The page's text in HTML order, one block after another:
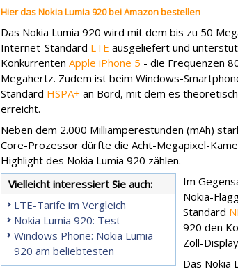
Hier das Nokia Lumia 920 bei Amazon bestellen
Das Nokia Lumia 920 wird mit dem bis zu 50
Internet-Standard LTE ausgeliefert und
Konkurrenten Apple iPhone 5 - die Frequenzen
Megahertz. Zudem ist beim Windows-
Standard HSPA+ an Bord, mit dem es
erreicht.
Neben dem 2.000 Milliamperestunden (mAh)
Core-Prozessor dürfte die Acht-Megapixel-
Highlight des Nokia Lumia 920 zählen.
Vielleicht interessiert Sie auch:
LTE-Tarife im Vergleich
Nokia Lumia 920: Test
Windows Phone: Nokia Lumia
920 am beliebtesten
Im
Nokia-
Standard
920 den
Zoll-
Das Nokia